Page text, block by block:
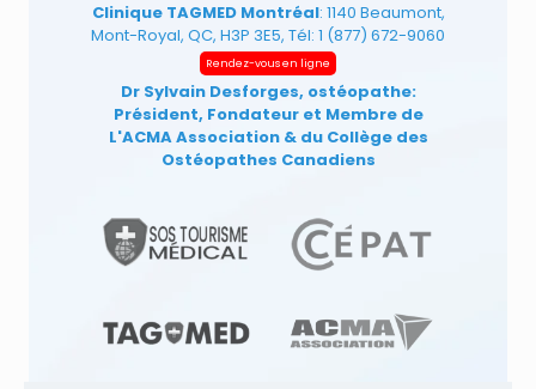
Clinique TAGMED Montréal: 1140 Beaumont,
Mont-Royal, QC, H3P 3E5, Tél: 1 (877) 672-9060
Rendez-vous en ligne
Dr Sylvain Desforges, ostéopathe:
Président, Fondateur et Membre de
L'ACMA Association & du Collège des
Ostéopathes Canadiens